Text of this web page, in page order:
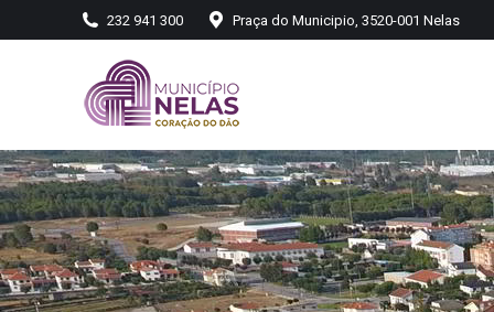
232 941 300 Praça do Municipio, 3520-001 Nelas